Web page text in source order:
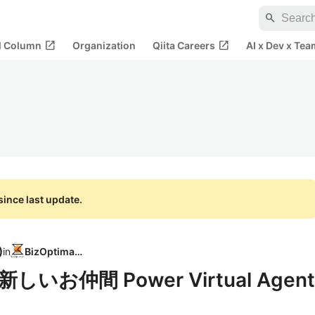
search
Column open_in_new Organization Qiita Careers open_in_new AI x Dev x
last update.
in BizOptimars
しいお仲間 Power Virtual Agent